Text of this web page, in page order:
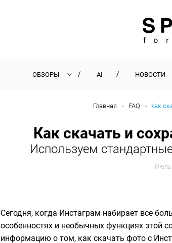
ОБЗОРЫ AI НОВОСТИ
Главная FAQ Как
Как скачать и
Используем
Июль
Сегодня, когда Инстаграм набирает все
особенностях и необычных функциях этой
информацию о том, как скачать фото с